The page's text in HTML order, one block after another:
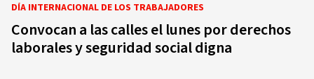
DÍA INTERNACIONAL DE LOS TRABAJADORES
Convocan a las calles el lunes por derechos
laborales y seguridad social digna